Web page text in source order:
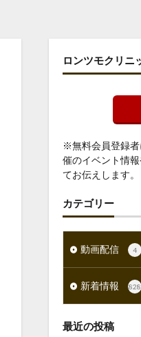
ロンツモクリニ
※無料会員登録
催のイベント情
てお伝えします。
カテゴリー
動画配信 4
新着情報 828
最近の投稿